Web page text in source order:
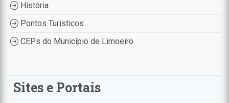
História
Pontos Turísticos
CEPs do Município de Limoeiro
Sites e Portais